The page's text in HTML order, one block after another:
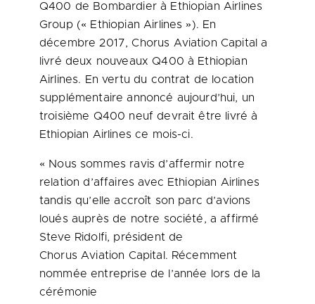
Q400 de Bombardier à Ethiopian Airlines
Group (« Ethiopian Airlines »). En
décembre 2017, Chorus Aviation Capital a
livré deux nouveaux Q400 à Ethiopian
Airlines. En vertu du contrat de location
supplémentaire annoncé aujourd’hui, un
troisième Q400 neuf devrait être livré à
Ethiopian Airlines ce mois-ci.
« Nous sommes ravis d’affermir notre
relation d’affaires avec Ethiopian Airlines
tandis qu’elle accroît son parc d’avions
loués auprès de notre société, a affirmé
Steve Ridolfi, président de
Chorus Aviation Capital. Récemment
nommée entreprise de l’année lors de la
cérémonie